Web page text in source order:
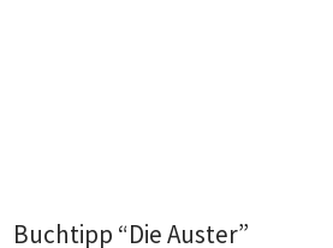
Buchtipp “Die Auster”